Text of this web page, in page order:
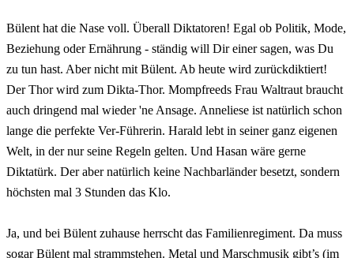
Bülent hat die Nase voll. Überall Diktatoren! Egal ob Politik, Mode,
Beziehung oder Ernährung - ständig will Dir einer sagen, was Du
zu tun hast. Aber nicht mit Bülent. Ab heute wird zurückdiktiert!
Der Thor wird zum Dikta-Thor. Mompfreeds Frau Waltraut braucht
auch dringend mal wieder 'ne Ansage. Anneliese ist natürlich schon
lange die perfekte Ver-Führerin. Harald lebt in seiner ganz eigenen
Welt, in der nur seine Regeln gelten. Und Hasan wäre gerne
Diktatürk. Der aber natürlich keine Nachbarländer besetzt, sondern
höchsten mal 3 Stunden das Klo.
Ja, und bei Bülent zuhause herrscht das Familienregiment. Da muss
sogar Bülent mal strammstehen. Metal und Marschmusik gibt’s (im